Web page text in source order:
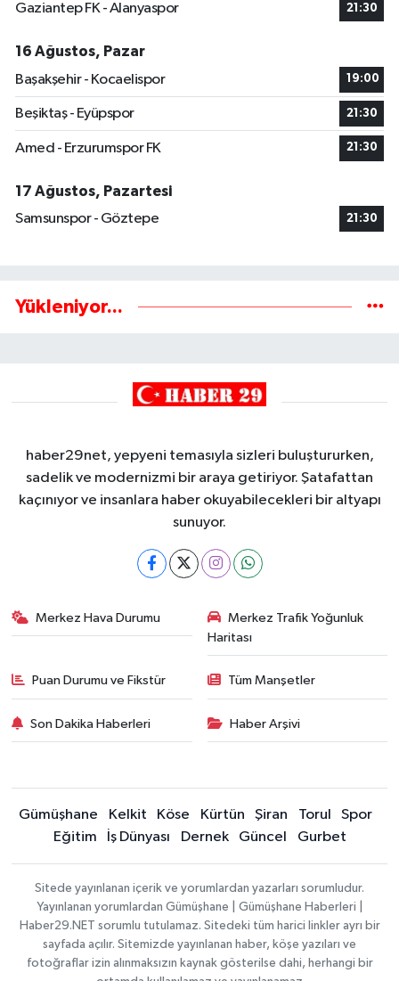
Gaziantep FK - Alanyaspor 21:30
16 Ağustos, Pazar
Başakşehir - Kocaelispor
19:00
Beşiktaş - Eyüpspor 21:30
Amed - Erzurumspor FK 21:30
17 Ağustos, Pazartesi
Samsunspor - Göztepe
21:30
Yükleniyor...
haber29net, yepyeni temasıyla sizleri buluştururken,
sadelik ve modernizmi bir araya getiriyor. Şatafattan
kaçınıyor ve insanlara haber okuyabilecekleri bir altyapı
sunuyor.
Merkez Hava Durumu
Merkez Trafik Yoğunluk
Haritası
Puan Durumu ve Fikstür Tüm Manşetler
Son Dakika Haberleri Haber Arşivi
Gümüşhane Kelkit Köse Kürtün Şiran Torul
Spor
Eğitim
İş Dünyası Dernek Güncel Gurbet
Sitede yayınlanan içerik ve yorumlardan yazarları sorumludur.
Yayınlanan yorumlardan Gümüşhane | Gümüşhane Haberleri |
Haber29.NET sorumlu tutulamaz. Sitedeki tüm harici linkler ayrı bir
sayfada açılır. Sitemizde yayınlanan haber, köşe yazıları ve
fotoğraflar izin alınmaksızın kaynak gösterilse dahi, herhangi bir